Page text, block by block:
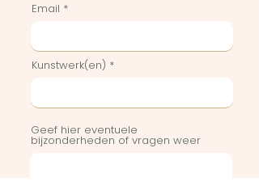
Email
Kunstwerk(en)
Geef hier eventuele
bijzonderheden of vragen weer